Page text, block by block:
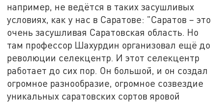
например, не ведётся в таких засушливых
условиях, как у нас в Саратове: "Саратов – это
очень засушливая Саратовская область. Но
там профессор Шахурдин организовал ещё до
революции селекцентр. И этот селекцентр
работает до сих пор. Он большой, и он создал
огромное разнообразие, огромное созвездие
уникальных саратовских сортов яровой